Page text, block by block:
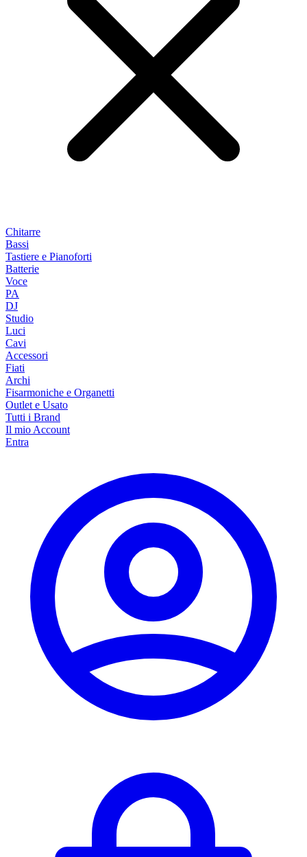
Chitarre
Bassi
Tastiere e Pianoforti
Batterie
Voce
PA
DJ
Studio
Luci
Cavi
Accessori
Fiati
Archi
Fisarmoniche e Organetti
Outlet e Usato
Tutti i Brand
Il mio Account
Entra